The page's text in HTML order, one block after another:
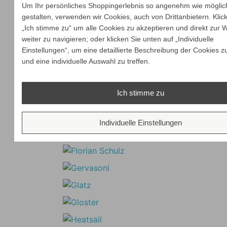
Um Ihr persönliches Shoppingerlebnis so angenehm wie
gestalten, verwenden wir Cookies, auch von Drittanbietern.
„Ich stimme zu“ um alle Cookies zu akzeptieren und direkt zur
weiter zu navigieren; oder klicken Sie unten auf „Individuelle
Einstellungen“, um eine detaillierte Beschreibung der Cookies
und eine individuelle Auswahl zu treffen.
Ich stimme zu
Individuelle Einstellungen